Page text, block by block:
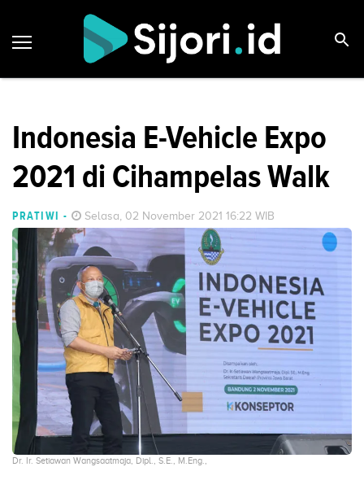
Indonesia E-Vehicle Expo
2021 di Cihampelas Walk
PRATIWI - Selasa, 02 November 2021 16:22 WIB
Dr. Ir. Setiawan Wangsaatmaja, Dipl., S.E., M.Eng.,